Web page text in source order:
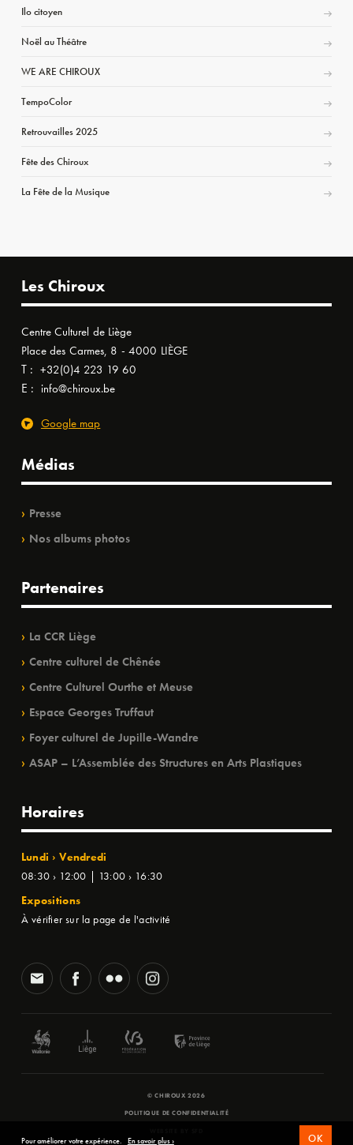
Ilo citoyen
Noël au Théâtre
WE ARE CHIROUX
TempoColor
Retrouvailles 2025
Fête des Chiroux
La Fête de la Musique
Les Chiroux
Centre Culturel de Liège
Place des Carmes, 8 - 4000 LIÈGE
T : +32(0)4 223 19 60
E : info@chiroux.be
Google map
Médias
Presse
Nos albums photos
Partenaires
La CCR Liège
Centre culturel de Chênée
Centre Culturel Ourthe et Meuse
Espace Georges Truffaut
Foyer culturel de Jupille-Wandre
ASAP – L’Assemblée des Structures en Arts Plastiques
Horaires
Lundi › Vendredi
08:30 › 12:00 | 13:00 › 16:30
Expositions
À vérifier sur la page de l'activité
© CHIROUX 2026
POLITIQUE DE CONFIDENTIALITÉ
Pour améliorer votre expérience. En savoir plus › OK